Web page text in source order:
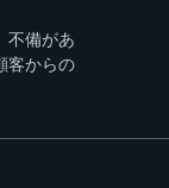
不備があ
客からの